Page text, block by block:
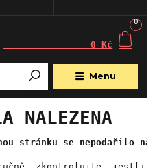
Menu
0
                0 Kč
NALEZENA
stránku se nepodařilo